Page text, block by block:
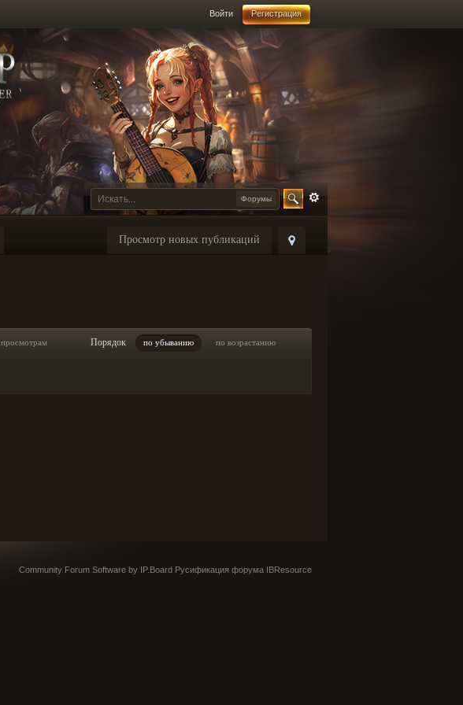
Войти Регистрация
Форумы
Просмотр новых публикаций
просмотрам Порядок по убыванию по возрастанию
Community Forum Software by IP.Board Русификация форума IBResource